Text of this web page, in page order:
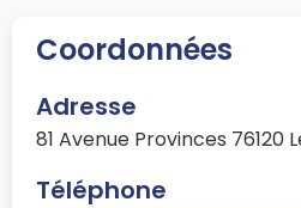
Coordonnées
Adresse
81 Avenue Provinces 76120
Téléphone